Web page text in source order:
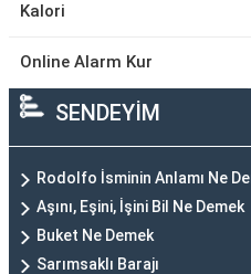
Kalori
Online Alarm Kur
SENDEYİM
Rodolfo İsminin Anlamı Ne
Aşını, Eşini, İşini Bil Ne Demek
Buket Ne Demek
Sarımsaklı Barajı